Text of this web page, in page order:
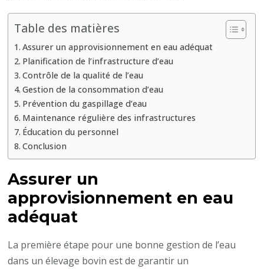
Table des matières
Assurer un approvisionnement en eau adéquat
Planification de l’infrastructure d’eau
Contrôle de la qualité de l’eau
Gestion de la consommation d’eau
Prévention du gaspillage d’eau
Maintenance régulière des infrastructures
Éducation du personnel
Conclusion
Assurer un
approvisionnement en eau
adéquat
La première étape pour une bonne gestion de l’eau
dans un élevage bovin est de garantir un